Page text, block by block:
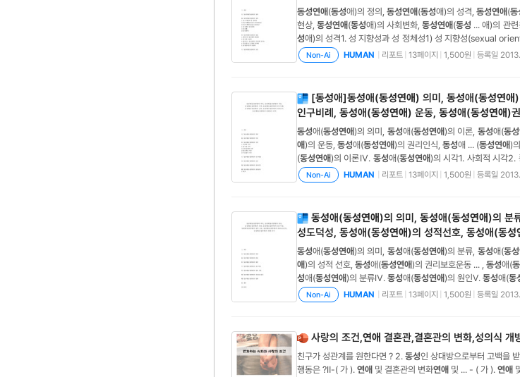
동성연애 (동성애)의 정의, 동성연애 (동성애)의 성격, 동성연애 (동
현상, 동성연애 (동성애)의 사회변화, 동성연애 (동성 ... 애)의 관
성애)의 성격1. 성 지향성과 성 정체성1) 성 지향성(sexual
연애1) 동성애2)동성연애Ⅳ.동성연애(동성 애)의 내용1. 에이즈
허가
Non-Ai HUMAN 리포트 13페이지 1,500원 등록일
[동성애]동성애(동성연애) 의미, 동성애(동성연애
인구비례, 동성애(동성연애) 운동, 동성애(동성연애)
동성애(동성연애)의 의미, 동성애(동성연애)의 이론, 동성애(동
애)의 운동, 동성애(동성연애)의 권리인식, 동성애 ... (동성연애)
(동성연애)의 이론Ⅳ. 동성애(동성연애)의 시각1. 사회적 시각
람적 시각Ⅴ. 동성애(동성연애)의 인구비례Ⅵ.동성애(동성연애)
애)의 관련용어1. 호모2. 게이3
Non-Ai HUMAN 리포트 13페이지 1,500원 등록일
동성애(동성연애)의 의미, 동성애(동성연애)의 분
성도덕성, 동성애(동성연애)의 성적선호, 동성애(동성
동성애(동성연애)의 의미, 동성애(동성연애)의 분류, 동성애(동
애)의 성적 선호, 동성애(동성연애)의 권리보호운동 ... , 동성애(
성애(동성연애)의 분류Ⅳ. 동성애(동성연애)의 원인Ⅴ. 동성애(동
동성애( 동성연애)의 권리보호운동Ⅷ.동성애(동성연애)의 영화
성애자를 어느 특정한 집단으로 국한시킨다는 것
Non-Ai HUMAN 리포트 13페이지 1,500원 등록일
사랑의 조건,연애 결혼관,결혼관의 변화,성의식 개
친구가 성관계를 원한다면 ? 2. 동성인 상대방으로부터 고백을
행동은 ?Ⅱ-( 가 ). 연애 및 결혼관의 변화연애 및 ... - ( 가 ). 연애